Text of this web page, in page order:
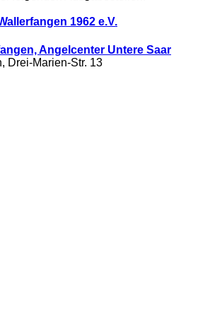
1962 e.V.
Angelcenter Untere Saar
Drei-Marien-Str. 13